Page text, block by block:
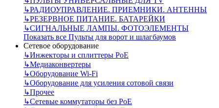
↳РАДИОУПРАВЛЕНИЕ. ПРИЕМНИКИ. АНТЕННЫ
↳РЕЗЕРВНОЕ ПИТАНИЕ. БАТАРЕЙКИ
↳СИГНАЛЬНЫЕ ЛАМПЫ. ФОТОЭЛЕМЕНТЫ
Показать все Пульты для ворот и шлагбаумов
Сетевое оборудование
↳Инжекторы и сплиттеры РоЕ
↳Медиаконвертеры
↳Оборудование Wi-Fi
↳Оборудование для усиления сотовой связи
↳Прочее
↳Сетевые коммутаторы без РоЕ